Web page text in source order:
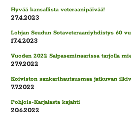
Hyvää kansallista veteraanipäivää!
27.4.2023
Lohjan Seudun Sotaveteraaniyhdistys 60
17.4.2023
Vuoden 2022 Salpaseminaarissa tarjolla
27.9.2022
Koiviston sankarihautausmaa jatkuvan
7.7.2022
Pohjois-Karjalasta kajahti
20.6.2022